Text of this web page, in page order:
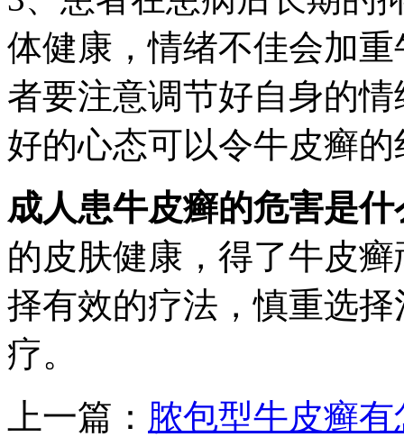
体健康，情绪不佳会加
者要注意调节好自身的
好的心态可以令牛皮癣
成人患牛皮癣的危害是什
的皮肤健康，得了牛皮
择有效的疗法，慎重选
疗。
上一篇： 脓包型牛皮癣